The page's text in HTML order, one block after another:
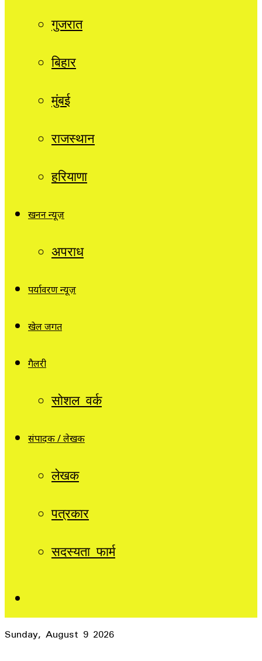
गुजरात
बिहार
मुंबई
राजस्थान
हरियाणा
खनन न्यूज़
अपराध
पर्यावरण न्यूज़
खेल जगत
गैलरी
सोशल वर्क
संपादक / लेखक
लेखक
पत्रकार
सदस्यता फार्म
Sunday, August 9 2026